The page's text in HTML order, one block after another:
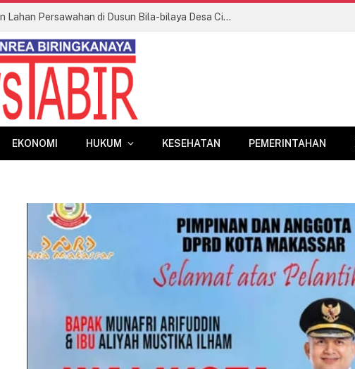
Terjadi Kebakaran Lahan Persawahan di Dusun Bila-bilaya Desa Cikoang Kecamatan Laikang
EKONOMI HUKUM KESEHATAN PEMERINTAHAN